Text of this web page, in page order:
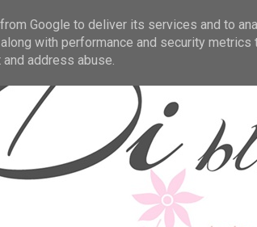
Google to deliver its services and to
with performance and security
address abuse.